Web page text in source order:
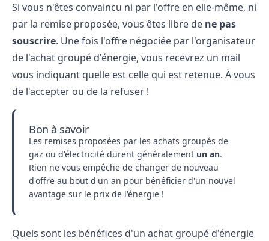
Si vous n'êtes convaincu ni par l'offre en elle-même, ni
par la remise proposée, vous êtes libre de ne pas
souscrire. Une fois l'offre négociée par l'organisateur
de l'achat groupé d'énergie, vous recevrez un mail
vous indiquant quelle est celle qui est retenue. À vous
de l'accepter ou de la refuser !
Bon à savoir
Les remises proposées par les achats groupés de
gaz ou d'électricité durent généralement un an.
Rien ne vous empêche de changer de nouveau
d'offre au bout d'un an pour bénéficier d'un nouvel
avantage sur le prix de l'énergie !
Quels sont les bénéfices d'un achat groupé d'énergie